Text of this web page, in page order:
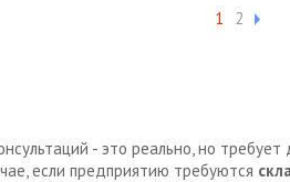
1 2
- это реально, но
если предприятию требуются